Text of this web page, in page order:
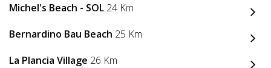
Michel's Beach - SOL 24 Km
Bernardino Bau Beach 25 Km
La Plancia Village 26 Km